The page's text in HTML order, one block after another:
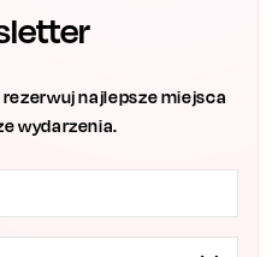
najlepsze miejsca
wydarzenia.